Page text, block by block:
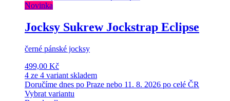
Novinka
Jocksy Sukrew Jockstrap Eclipse
černé pánské jocksy
499,00 Kč
4 ze 4 variant skladem
Doručíme dnes po Praze nebo 11. 8. 2026 po celé ČR
Vybrat variantu